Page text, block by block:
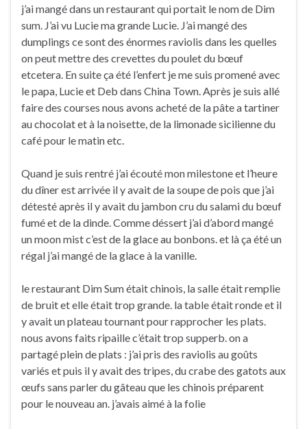
j’ai mangé dans un restaurant qui portait le nom de Dim
sum. J’ai vu Lucie ma grande Lucie. J’ai mangé des
dumplings ce sont des énormes raviolis dans les quelles
on peut mettre des crevettes du poulet du bœuf
etcetera. En suite ça été l’enfert je me suis promené avec
le papa, Lucie et Deb dans China Town. Après je suis allé
faire des courses nous avons acheté de la pâte a tartiner
au chocolat et à la noisette, de la limonade sicilienne du
café pour le matin etc.
Quand je suis rentré j’ai écouté mon milestone et l’heure
du dîner est arrivée il y avait de la soupe de pois que j’ai
détesté après il y avait du jambon cru du salami du bœuf
fumé et de la dinde. Comme déssert j’ai d’abord mangé
un moon mist c’est de la glace au bonbons. et là ça été un
régal j’ai mangé de la glace à la vanille.
le restaurant Dim Sum était chinois, la salle était remplie
de bruit et elle était trop grande. la table était ronde et il
y avait un plateau tournant pour rapprocher les plats.
nous avons faits ripaille c’était trop supperb. on a
partagé plein de plats : j’ai pris des raviolis au goûts
variés et puis il y avait des tripes, du crabe des gatots aux
œufs sans parler du gâteau que les chinois préparent
pour le nouveau an. j’avais aimé à la folie